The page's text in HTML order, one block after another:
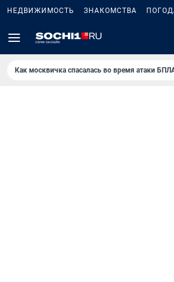
НЕДВИЖИМОСТЬ ЗНАКОМСТВА
Как москвичка спасалась во время атаки